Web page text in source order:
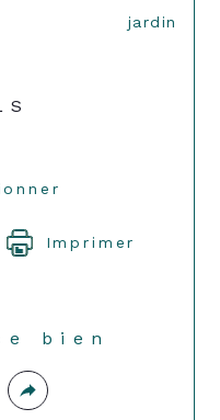
jardin
Imprimer
bien